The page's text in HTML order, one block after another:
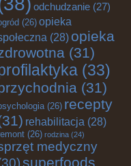
odchudzanie (27)
(26) opieka
(28) opieka
(31)
(33)
(31)
(26) recepty
rehabilitacja (28)
(26) rodzina (24)
medyczny
superfoods